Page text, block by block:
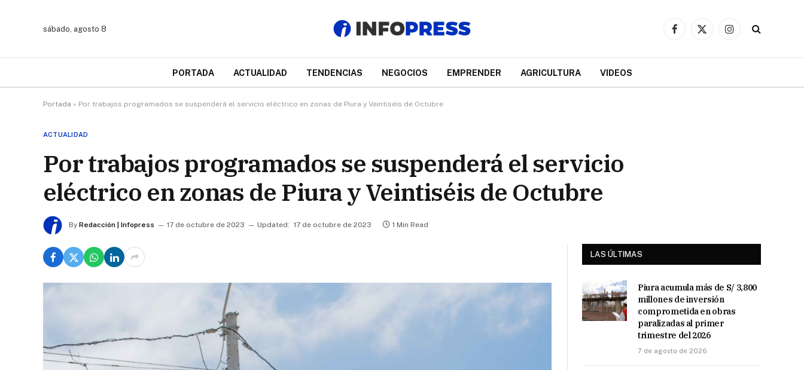
sábado, agosto 8
Facebook
X
Instagram
PORTADA ACTUALIDAD TENDENCIAS NEGOCIOS EMPRENDER AGRICULTURA VIDEOS
Portada » Por trabajos programados se suspenderá el servicio eléctrico en zonas de Piura y Veintiséis de Octubre
ACTUALIDAD
Por trabajos programados se suspenderá el servicio
eléctrico en zonas de Piura y Veintiséis de Octubre
By Redacción | Infopress 17 de octubre de 2023 Updated: 17 de octubre de 2023 1 Min Read
LAS ÚLTIMAS
Piura acumula más de S/ 3,800
millones de inversión
comprometida en obras
paralizadas al primer
trimestre del 2026
7 de agosto de 2026